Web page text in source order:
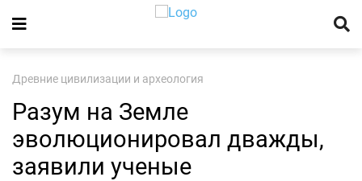
Древние цивилизации и археология
Разум на Земле
эволюционировал дважды,
заявили ученые